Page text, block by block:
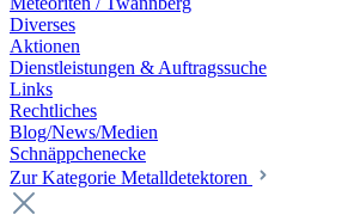
Diverses
Aktionen
Dienstleistungen & Auftragssuche
Links
Rechtliches
Blog/News/Medien
Schnäppchenecke
Zur Kategorie Metalldetektoren